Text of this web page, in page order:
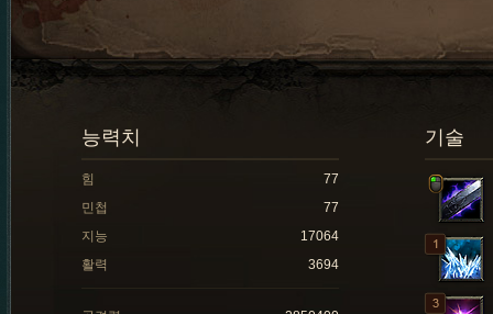
기술
능력치
힘
77
민첩
77
지능
17064
활력
3694